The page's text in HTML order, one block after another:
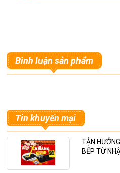
Bình luận sản phẩm
Tin khuyến mại
TẬN
BẾP TỪ